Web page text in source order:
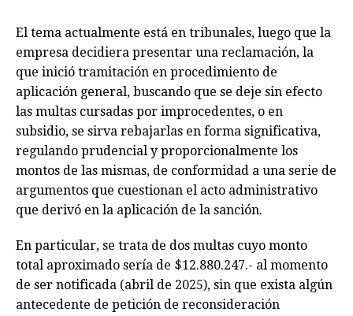
El tema actualmente está en tribunales, luego que la
empresa decidiera presentar una reclamación, la
que inició tramitación en procedimiento de
aplicación general, buscando que se deje sin efecto
las multas cursadas por improcedentes, o en
subsidio, se sirva rebajarlas en forma significativa,
regulando prudencial y proporcionalmente los
montos de las mismas, de conformidad a una serie de
argumentos que cuestionan el acto administrativo
que derivó en la aplicación de la sanción.
En particular, se trata de dos multas cuyo monto
total aproximado sería de $12.880.247.- al momento
de ser notificada (abril de 2025), sin que exista algún
antecedente de petición de reconsideración